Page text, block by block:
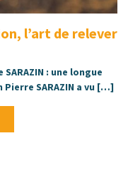
l’art de relever
: une longue
SARAZIN a vu […]